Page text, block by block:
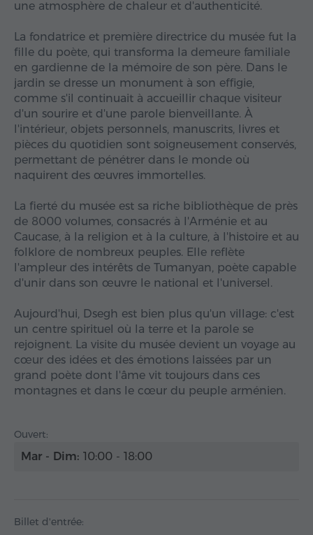
une atmosphère de chaleur et d'authenticité.
La fondatrice et première directrice du musée fut la
fille du poète, qui transforma la demeure familiale
en gardienne de la mémoire de son père. Dans le
jardin se dresse un monument à son effigie,
comme s'il continuait à accueillir chaque visiteur
d'un sourire et d'une parole bienveillante. À
l'intérieur, objets personnels, manuscrits, livres et
pièces du quotidien sont soigneusement conservés,
permettant de pénétrer dans le monde où
naquirent des œuvres immortelles.
La fierté du musée est sa riche bibliothèque de près
de 8000 volumes, consacrés à l'Arménie et au
Caucase, à la religion et à la culture, à l'histoire et au
folklore de nombreux peuples. Elle reflète
l'ampleur des intérêts de Tumanyan, poète capable
d'unir dans son œuvre le national et l'universel.
Aujourd'hui, Dsegh est bien plus qu'un village: c'est
un centre spirituel où la terre et la parole se
rejoignent. La visite du musée devient un voyage au
cœur des idées et des émotions laissées par un
grand poète dont l'âme vit toujours dans ces
montagnes et dans le cœur du peuple arménien.
Ouvert:
Mar - Dim: 10:00 - 18:00
Billet d'entrée: